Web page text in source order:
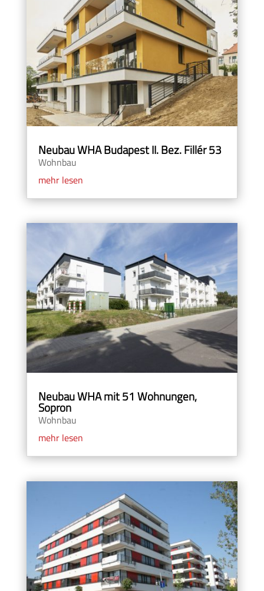
Neubau WHA Budapest II. Bez. Fillér 53
Wohnbau
mehr lesen
Neubau WHA mit 51 Wohnungen,
Sopron
Wohnbau
mehr lesen